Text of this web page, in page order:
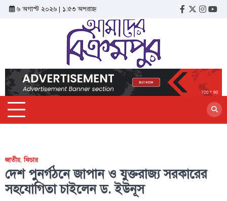
৬ অগাস্ট ২০২৬ | ১:৫৩ অপরাহ্ন
জাতীয়,ফিচার
দেশ পুনর্গঠনে জাপান ও যুক্তরাজ্য সরকারের
সহযোগিতা চাইলেন ড. ইউনূস